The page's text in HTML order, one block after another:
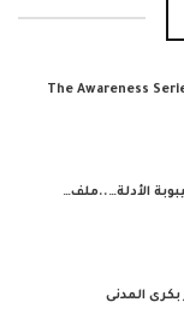
The Awareness
الأدلة…..ملف…
المدنى